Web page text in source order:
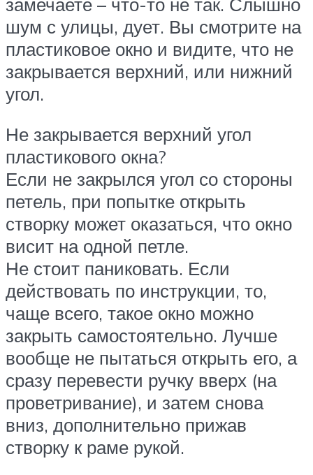
замечаете – что-то не так. Слышно
шум с улицы, дует. Вы смотрите на
пластиковое окно и видите, что не
закрывается верхний, или нижний
угол.
Не закрывается верхний угол
пластикового окна?
Если не закрылся угол со стороны
петель, при попытке открыть
створку может оказаться, что окно
висит на одной петле.
Не стоит паниковать. Если
действовать по инструкции, то,
чаще всего, такое окно можно
закрыть самостоятельно. Лучше
вообще не пытаться открыть его, а
сразу перевести ручку вверх (на
проветривание), и затем снова
вниз, дополнительно прижав
створку к раме рукой.